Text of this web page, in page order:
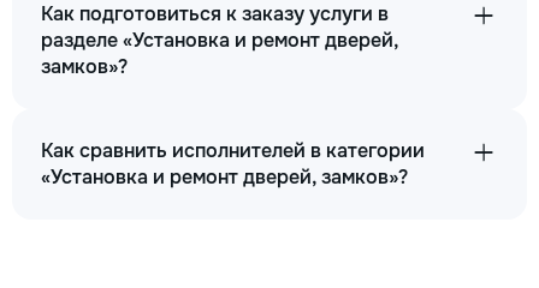
Как подготовиться к заказу услуги в
разделе «Установка и ремонт дверей,
замков»?
Как сравнить исполнителей в категории
«Установка и ремонт дверей, замков»?